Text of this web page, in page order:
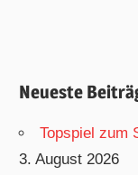
Neueste
Topspiel zum
3. August 2026